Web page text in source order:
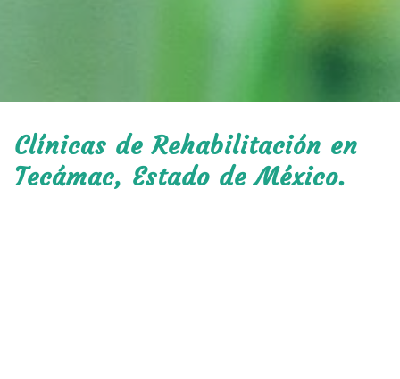
Clínicas de Rehabilitación en
Tecámac, Estado de México.